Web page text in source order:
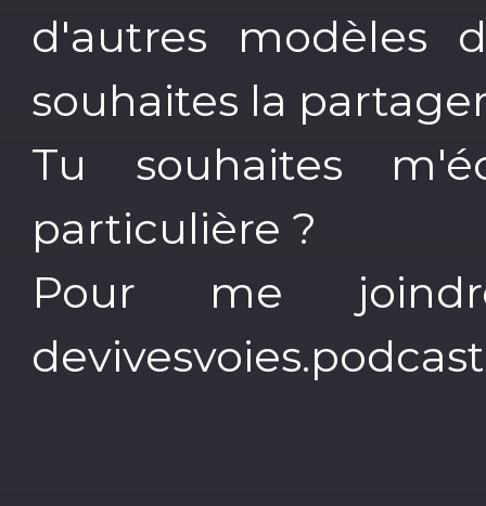
d'autres modèles
souhaites la
Tu souhaites
particulière ?
Pour me